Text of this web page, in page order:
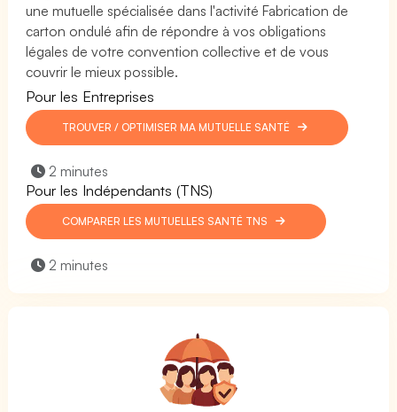
une mutuelle spécialisée dans l'activité Fabrication de
carton ondulé afin de répondre à vos obligations
légales de votre convention collective et de vous
couvrir le mieux possible.
Pour les Entreprises
TROUVER / OPTIMISER MA MUTUELLE SANTÉ
2 minutes
Pour les Indépendants (TNS)
COMPARER LES MUTUELLES SANTÉ TNS
2 minutes